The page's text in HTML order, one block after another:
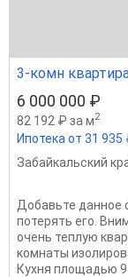
3-комн
6 000 000 ₽
82 192 ₽ за м2
Ипотека от 31
Забайкальский
Добавьте данное
потерять его.
очень теплую
комнаты
Кухня площадью 9